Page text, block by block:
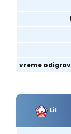
vreme
Lil